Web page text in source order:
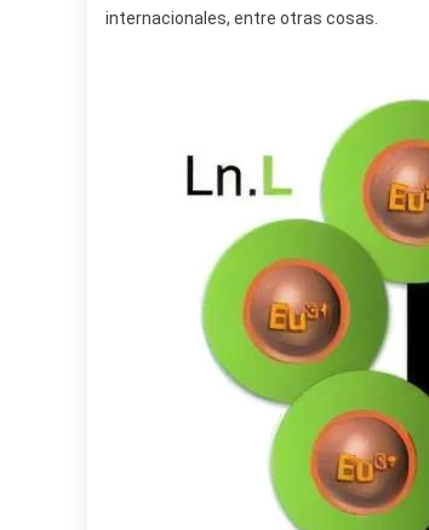
internacionales, entre otras cosas.